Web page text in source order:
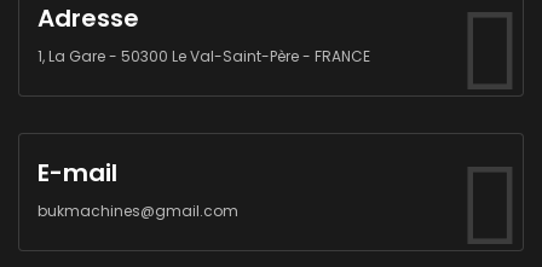
Adresse
1, La Gare - 50300 Le Val-Saint-Père - FRANCE
E-mail
bukmachines@gmail.com